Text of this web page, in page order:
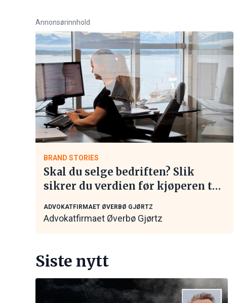
Annonsørinnhold
BRAND STORIES
Skal du selge bedriften? Slik
sikrer du verdien før kjøperen tar
ADVOKATFIRMAET ØVERBØ GJØRTZ
Advokatfirmaet Øverbø Gjørtz
Siste nytt